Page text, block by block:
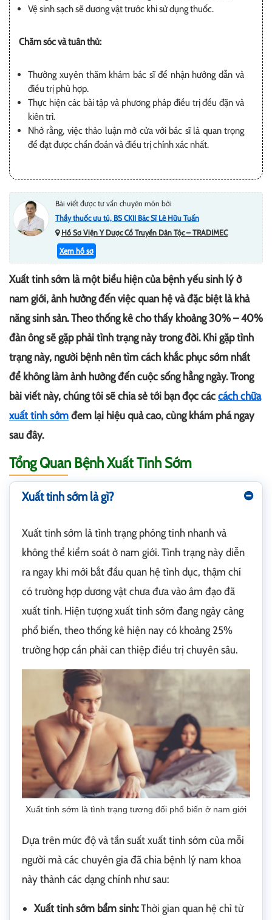
Vệ sinh sạch sẽ dương vật trước khi sử dụng thuốc.
Chăm sóc và tuân thủ:
Thường xuyên thăm khám bác sĩ để nhận hướng dẫn và
điều trị phù hợp.
Thực hiện các bài tập và phương pháp điều trị đều đặn và
kiên trì.
Nhớ rằng, việc thảo luận mở cửa với bác sĩ là quan trọng
để đạt được chẩn đoán và điều trị chính xác nhất.
Bài viết được tư vấn chuyên môn bởi
Thầy thuốc ưu tú, BS CKII Bác Sĩ Lê Hữu Tuấn
Hồ Sơ Viện Y Dược Cổ Truyền Dân Tộc – TRADIMEC
Xem hồ sơ
Xuất tinh sớm là một biểu hiện của bệnh yếu sinh lý ở
nam giới, ảnh hưởng đến việc quan hệ và đặc biệt là khả
năng sinh sản. Theo thống kê cho thấy khoảng 30% – 40%
đàn ông sẽ gặp phải tình trạng này trong đời. Khi gặp tình
trạng này, người bệnh nên tìm cách khắc phục sớm nhất
để không làm ảnh hưởng đến cuộc sống hằng ngày. Trong
bài viết này, chúng tôi sẽ chia sẻ tới bạn đọc cáccách chữa
xuất tinh sớmđem lại hiệu quả cao, cùng khám phá ngay
sau đây.
Tổng Quan Bệnh Xuất Tinh Sớm
Xuất tinh sớm là gì?
Xuất tinh sớm là tình trạng phóng tinh nhanh và
không thể kiểm soát ở nam giới. Tình trạng này diễn
ra ngay khi mới bắt đầu quan hệ tình dục, thậm chí
có trường hợp dương vật chưa đưa vào âm đạo đã
xuất tinh. Hiện tượng xuất tinh sớm đang ngày càng
phổ biến, theo thống kê hiện nay có khoảng 25%
trường hợp cần phải can thiệp điều trị chuyên sâu.
Xuất tinh sớm là tình trạng tương đối phổ biến ở nam giới
Dựa trên mức độ và tần suất xuất tinh sớm của mỗi
người mà các chuyên gia đã chia bệnh lý nam khoa
này thành các dạng chính như sau:
Xuất tinh sớm bẩm sinh:Thời gian quan hệ chỉ từ